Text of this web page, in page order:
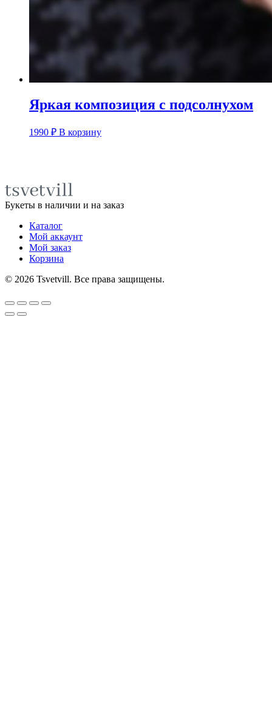
Яркая композиция с подсолнухом
1990 ₽ В корзину
Букеты в наличии и на заказ
Каталог
Мой аккаунт
Мой заказ
Корзина
© 2026 Tsvetvill. Все права защищены.